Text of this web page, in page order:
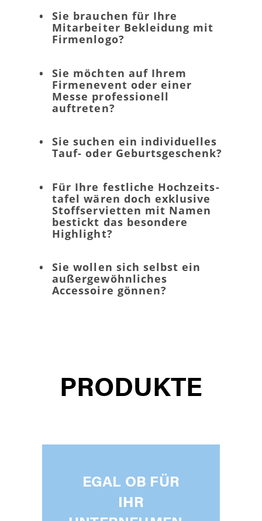
•
Sie brauchen für Ihre
Mitarbeiter Bekleidung mit
Firmenlogo?
•
Sie möchten auf Ihrem
Firmenevent oder einer
Messe professionell
auftreten?
•
Sie suchen ein individuelles
Tauf- oder Geburtsgeschenk?
•
Für Ihre festliche Hochzeits­
tafel wären doch exklusive
Stoff­servietten mit Namen
bestickt das besondere
Highlight?
•
Sie wollen sich selbst ein
außer­gewöhnliches
Accessoire gönnen?
PRODUKTE
EGAL OB FÜR
IHR